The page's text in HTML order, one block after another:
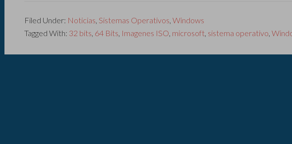
Filed Under: Noticias, Sistemas Operativos, Windows
Tagged With: 32 bits, 64 Bits, Imagenes ISO, microsoft, sistema operativo,